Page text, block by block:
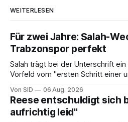
WEITERLESEN
Für zwei Jahre: Salah-
Trabzonspor perfekt
Salah trägt bei der Unterschrift
Vorfeld vom "ersten Schritt einer
Von SID 06 Aug. 2026
Reese entschuldigt sich
aufrichtig leid"